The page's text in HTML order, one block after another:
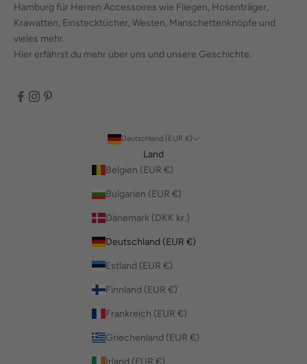
Hamburg für Herren Accessoires wie Fliegen, Hosenträger,
Krawatten, Einstecktücher, Westen, Manschettenknöpfe und
vieles mehr.
Hier erfährst du mehr über uns und unsere Geschichte.
Deutschland (EUR €)
Land
Belgien (EUR €)
Bulgarien (EUR €)
Dänemark (DKK kr.)
Deutschland (EUR €)
Estland (EUR €)
Finnland (EUR €)
Frankreich (EUR €)
Griechenland (EUR €)
Irland (EUR €)